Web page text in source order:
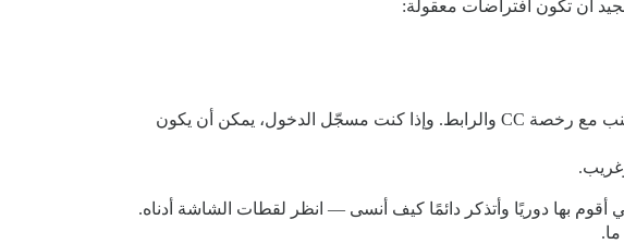
أو إذا كان من المفترض عرض هذه المعلومات، فقد يكون من الأفضل وضعها في الأسفل، جنبًا إلى جنب مع رخصة CC والرابط. وإذا كنت مسجّل الدخول، يمكن أن يكون
بها دوريًا وأتذكر دائمًا كيف أنسى — انظر لقطات الشاشة أدناه.